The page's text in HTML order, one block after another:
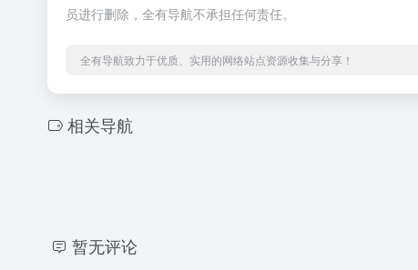
员进行删除，全有导航不承担任何责任。
全有导航致力于优质、实用的网络站点资源收集与分享！
相关导航
暂无评论